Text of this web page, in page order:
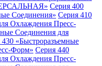
Серия 400
Соединения» Серия 410
Охлаждения Пресс-
Соединения для
«Быстроразъемные
Форм» Серия 440
Охлаждения Пресс-